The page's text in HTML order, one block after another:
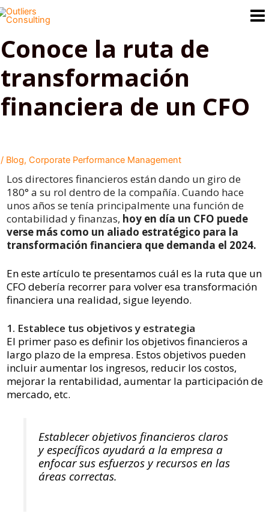
al
Conoce la ruta de
transformación
financiera de un CFO
/ Blog, Corporate Performance Management
Los directores financieros están dando un giro de
180° a su rol dentro de la compañía. Cuando hace
unos años se tenía principalmente una función de
contabilidad y finanzas, hoy en día un CFO puede
verse más como un aliado estratégico para la
transformación financiera que demanda el 2024.
En este artículo te presentamos cuál es la ruta que un
CFO debería recorrer para volver esa transformación
financiera una realidad, sigue leyendo.
1. Establece tus objetivos y estrategia
El primer paso es definir los objetivos financieros a
largo plazo de la empresa. Estos objetivos pueden
incluir aumentar los ingresos, reducir los costos,
mejorar la rentabilidad, aumentar la participación de
mercado, etc.
Establecer objetivos financieros claros
y específicos ayudará a la empresa a
enfocar sus esfuerzos y recursos en las
áreas correctas.